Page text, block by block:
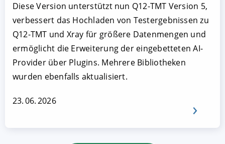
Diese Version unterstützt nun Q12-TMT Version 5,
verbessert das Hochladen von Testergebnissen zu
Q12-TMT und Xray für größere Datenmengen und
ermöglicht die Erweiterung der eingebetteten AI-
Provider über Plugins. Mehrere Bibliotheken
wurden ebenfalls aktualisiert.
23. 06. 2026